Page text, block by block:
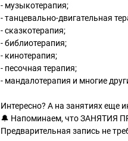
- музыкотерапия;
- танцевально-двигательная
- сказкотерапия;
- библиотерапия;
- кинотерапия;
- песочная терапия;
- мандалотерапия и многие
Интересно? А на занятиях еще
🔔 Напоминаем, что ЗАНЯТИЯ
Предварительная запись не